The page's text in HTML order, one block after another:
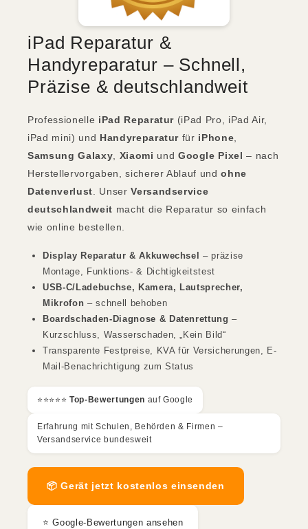
iPad Reparatur &
Handyreparatur – Schnell,
Präzise & deutschlandweit
Professionelle iPad Reparatur (iPad Pro, iPad Air,
iPad mini) und
Handyreparatur für iPhone,
Samsung Galaxy, Xiaomi und Google Pixel
– nach
Herstellervorgaben, sicherer Ablauf undohne
Datenverlust. UnserVersandservice
deutschlandweit macht die Reparatur so einfach
wie online bestellen.
Display Reparatur & Akkuwechsel
– präzise
Montage, Funktions- & Dichtigkeitstest
USB-C/Ladebuchse, Kamera, Lautsprecher,
Mikrofon – schnell behoben
Boardschaden-Diagnose & Datenrettung –
Kurzschluss, Wasserschaden, „Kein Bild“
Transparente Festpreise, KVA für Versicherungen, E-
Mail-Benachrichtigung zum Status
⭐️⭐️⭐️⭐️⭐️ Top-Bewertungen auf Google
Erfahrung mit Schulen, Behörden & Firmen –
Versandservice bundesweit
📦 Gerät jetzt kostenlos einsenden
⭐ Google-Bewertungen ansehen